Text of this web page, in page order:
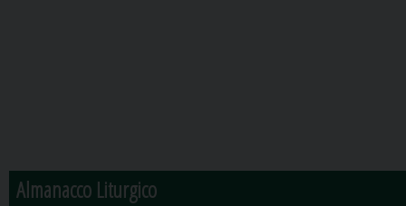
Almanacco Liturgico